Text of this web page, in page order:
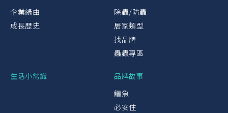
企業緣由
成長歷史
除蟲/防蟲
居家類型
找品牌
蟲蟲專區
生活小常識
品牌故事
鱷魚
必安住